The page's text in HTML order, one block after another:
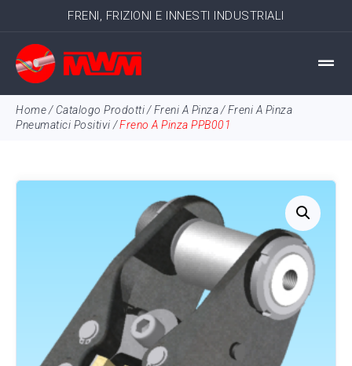
FRENI, FRIZIONI E INNESTI INDUSTRIALI
Home/ Catalogo Prodotti/ Freni A Pinza/ Freni A Pinza
Pneumatici Positivi /Freno A Pinza PPB001